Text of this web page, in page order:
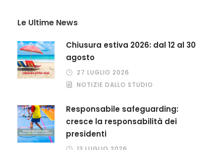
Le Ultime News
Chiusura estiva 2026: dal 12 al 30
agosto
27 LUGLIO 2026
NOTIZIE DALLO STUDIO
Responsabile safeguarding:
cresce la responsabilità dei
presidenti